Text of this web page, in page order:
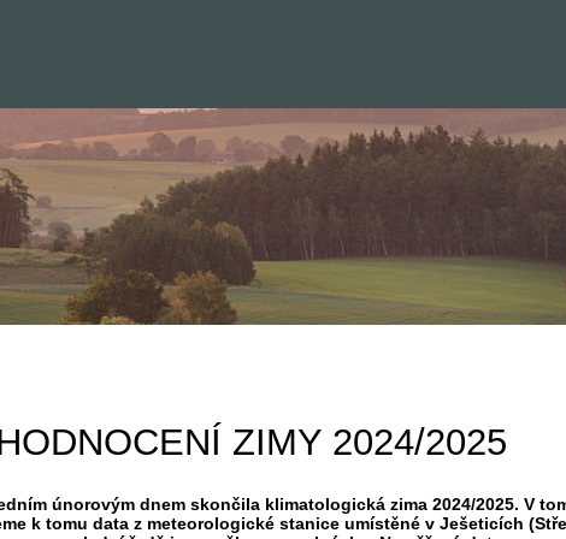
ZIMY 2024/2025
únorovým dnem skončila klimatologická zima 2024/2025. V
k tomu data z meteorologické stanice umístěné v Ješeticích